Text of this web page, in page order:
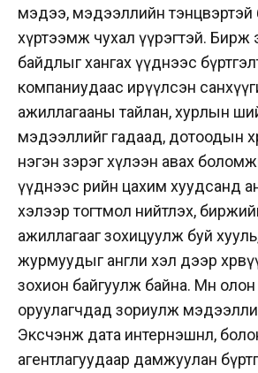
мэдээ, мэдээллийн тэнцвэртэй
хүртээмж чухал үүрэгтэй. Бирж
байдлыг хангах үүднээс
компаниудаас ирүүлсэн
ажиллагааны тайлан, хурлын
мэдээллийг гадаад, дотоодын
нэгэн зэрэг хүлээн авах
үүднээс өөрийн цахим хуудсанд
хэлээр тогтмол нийтлэх,
ажиллагааг зохицуулж буй
журмуудыг англи хэл дээр
зохион байгуулж байна. Мөн олон
оруулагчдад зориулж
Эксчэнж дата интернэшнл,
агентлагуудаар дамжуулан